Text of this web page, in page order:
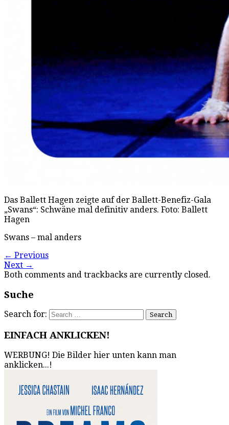
Das Ballett Hagen zeigte auf der Ballett-Benefiz-Gala
„Swans“: Schwäne mal definitiv anders. Foto: Ballett
Hagen
Swans – mal anders
← Previous
Next →
Both comments and trackbacks are currently closed.
Suche
Search for:
EINFACH ANKLICKEN!
WERBUNG! Die Bilder hier unten kann man
anklicken...!